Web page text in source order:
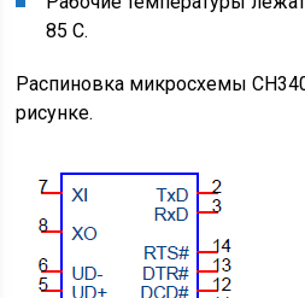
85 С.
Распиновка микросхемы
рисунке.